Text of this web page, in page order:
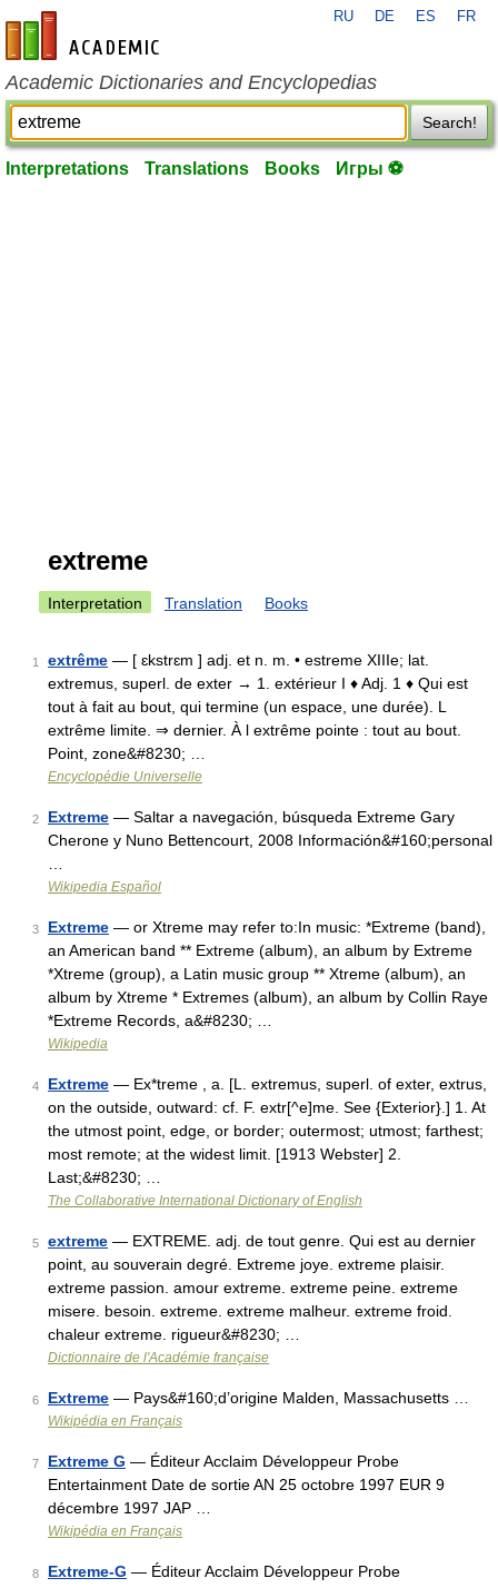
en-academic.com
RU DE ES FR
Academic Dictionaries and Encyclopedias
Search!
Interpretations Translations Books Игры ⚽
extreme
Interpretation Translation Books
1 extrême — [ ɛkstrɛm ] adj. et n. m. • estreme XIIIe; lat.
extremus, superl. de exter → 1. extérieur I ♦ Adj. 1 ♦ Qui est
tout à fait au bout, qui termine (un espace, une durée). L
extrême limite. ⇒ dernier. À l extrême pointe : tout au bout.
Point, zone&#8230; …
Encyclopédie Universelle
2 Extreme — Saltar a navegación, búsqueda Extreme Gary
Cherone y Nuno Bettencourt, 2008 Información&#160;personal
Wikipedia Español
3 Extreme — or Xtreme may refer to:In music: *Extreme (band),
an American band ** Extreme (album), an album by Extreme
*Xtreme (group), a Latin music group ** Xtreme (album), an
album by Xtreme * Extremes (album), an album by Collin Raye
*Extreme Records, a&#8230; …
Wikipedia
4 Extreme — Ex*treme , a. [L. extremus, superl. of exter, extrus,
on the outside, outward: cf. F. extr[^e]me. See {Exterior}.] 1. At
the utmost point, edge, or border; outermost; utmost; farthest;
most remote; at the widest limit. [1913 Webster] 2.
Last;&#8230; …
The Collaborative International Dictionary of English
5 extreme — EXTREME. adj. de tout genre. Qui est au dernier
point, au souverain degré. Extreme joye. extreme plaisir.
extreme passion. amour extreme. extreme peine. extreme
misere. besoin. extreme. extreme malheur. extreme froid.
chaleur extreme. rigueur&#8230; …
Dictionnaire de l'Académie française
6 Extreme — Pays&#160;d’origine Malden, Massachusetts …
Wikipédia en Français
7 Extreme G — Éditeur Acclaim Développeur Probe
Entertainment Date de sortie AN 25 octobre 1997 EUR 9
décembre 1997 JAP …
Wikipédia en Français
8 Extreme-G — Éditeur Acclaim Développeur Probe